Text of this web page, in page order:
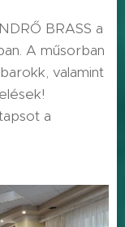
BRASS a
A műsorban
valamint
a